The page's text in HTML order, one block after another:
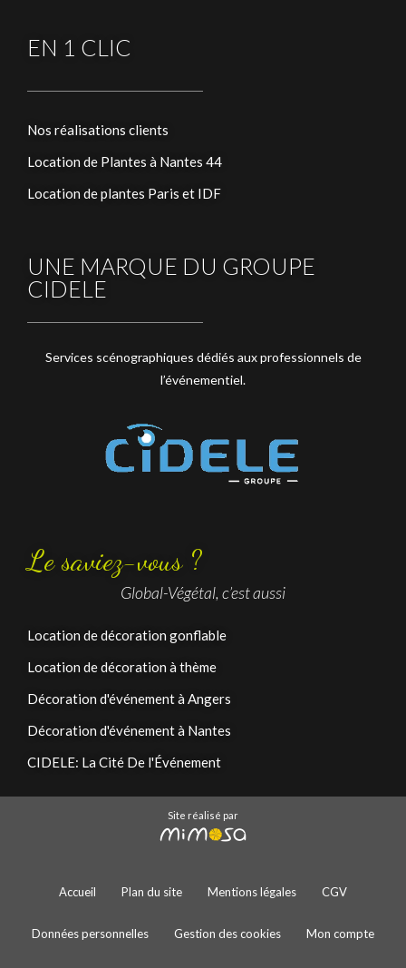
EN 1 CLIC
Nos réalisations clients
Location de Plantes à Nantes 44
Location de plantes Paris et IDF
UNE MARQUE DU GROUPE
CIDELE
Services scénographiques dédiés aux professionnels de
l’événementiel.
Le saviez-vous ?
Global-Végétal, c’est aussi
Location de décoration gonflable
Location de décoration à thème
Décoration d'événement à Angers
Décoration d'événement à Nantes
CIDELE: La Cité De l'Événement
Site réalisé par
Accueil Plan du site Mentions légales CGV
Données personnelles Gestion des cookies Mon compte